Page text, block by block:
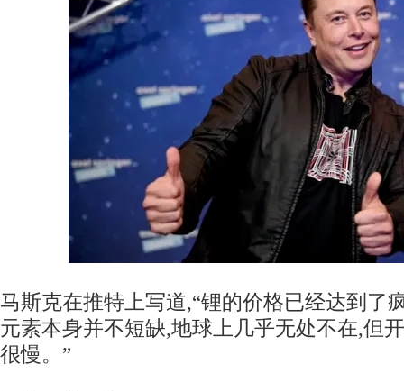
马斯克在推特上写道,“锂的价格已经达到了
元素本身并不短缺,地球上几乎无处不在,但
很慢。”